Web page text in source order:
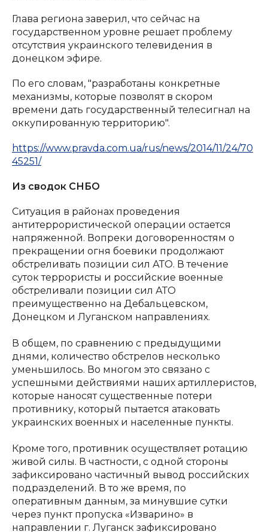
Глава региона заверил, что сейчас на
государственном уровне решает проблему
отсутствия украинского телевидения в
донецком эфире.
По его словам, "разработаны конкретные
механизмы, которые позволят в скором
времени дать государственный телесигнал на
оккупированную территорию".
https://www.pravda.com.ua/rus/news/2014/11/24/70
45251/
Из сводок СНБО
Ситуация в районах проведения
антитеррористической операции остается
напряженной. Вопреки договоренностям о
прекращении огня боевики продолжают
обстреливать позиции сил АТО. В течение
суток террористы и российские военные
обстреливали позиции сил АТО
преимущественно на Дебальцевском,
Донецком и Луганском направлениях.
В общем, по сравнению с предыдущими
днями, количество обстрелов несколько
уменьшилось. Во многом это связано с
успешными действиями наших артиллеристов,
которые наносят существенные потери
противнику, который пытается атаковать
украинских военных и населенные пункты.
Кроме того, противник осуществляет ротацию
живой силы. В частности, с одной стороны
зафиксировано частичный вывод российских
подразделений. В то же время, по
оперативным данным, за минувшие сутки
через пункт пропуска «Изварино» в
направлении г. Луганск зафиксировано